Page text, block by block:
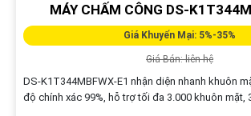
MÁY CHẤM CÔNG DS-
Giá Khuyến Mại: 5%-35%
Giá Bán: liên hệ
DS-K1T344MBFWX-E1 nhận diện nhanh khuôn
độ chính xác 99%, hỗ trợ tối đa 3.000 khuôn mặt,